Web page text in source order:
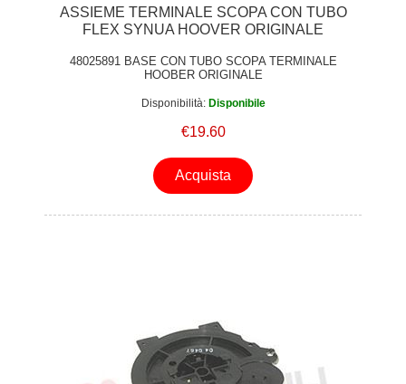
ASSIEME TERMINALE SCOPA CON TUBO
FLEX SYNUA HOOVER ORIGINALE
48025891 BASE CON TUBO SCOPA TERMINALE
HOOBER ORIGINALE
Disponibilità: Disponibile
€19.60
Acquista